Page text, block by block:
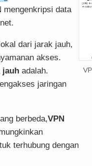
mengenkripsi data
dari jarak jauh,
akses.
jauh adalah.
jaringan
berbeda,VPN
terhubung dengan